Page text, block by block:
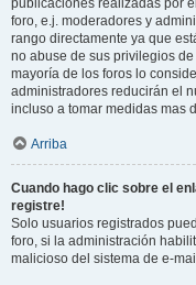
publicaciones realizadas por
foro, e.j. moderadores y
rango directamente ya que
no abuse de sus privilegios
mayoría de los foros lo
administradores reducirán el
incluso a tomar medidas mas
Arriba
Cuando hago clic sobre el
registre!
Solo usuarios registrados
foro, si la administración
malicioso del sistema de e-